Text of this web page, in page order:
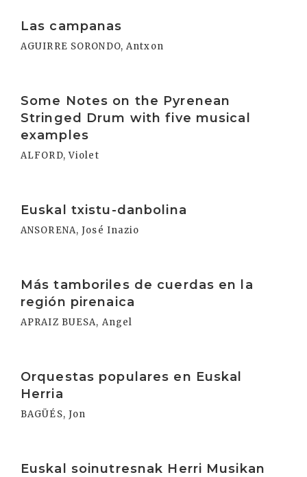
Las campanas
AGUIRRE SORONDO, Antxon
Some Notes on the Pyrenean
Stringed Drum with five musical
examples
ALFORD, Violet
Euskal txistu-danbolina
ANSORENA, José Inazio
Más tamboriles de cuerdas en la
región pirenaica
APRAIZ BUESA, Angel
Orquestas populares en Euskal
Herria
BAGÜÉS, Jon
Euskal soinutresnak Herri Musikan